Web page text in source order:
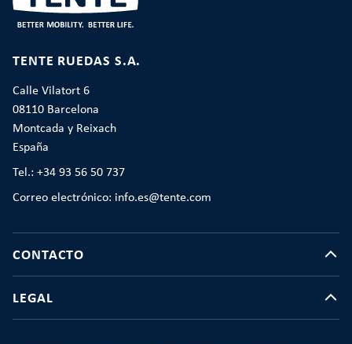
TENTE RUEDAS S.A.
Calle Vilatort 6
08110 Barcelona
Montcada y Reixach
España
Tel.: +34 93 56 50 737
Correo electrónico: info.es@tente.com
CONTACTO
LEGAL